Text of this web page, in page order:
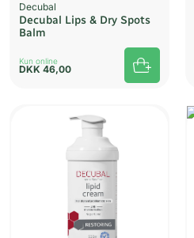
Decubal
Decubal Lips & Dry Spots
Balm
Kun online
DKK 46,00